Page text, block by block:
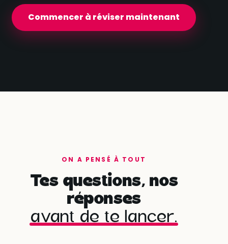
Commencer à réviser maintenant
ON A PENSÉ À TOUT
Tes questions, nos
réponses
avant de te lancer.